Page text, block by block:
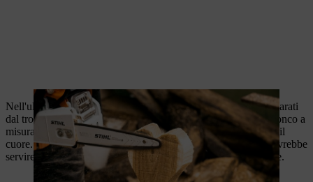
Nell'ultimo passaggio, il cuore e la sua base devono essere separati
dal tronco. Fare un taglio dritto con la motosega e tagliare il tronco a
misura. Fare attenzione a non tagliare troppo poco legno sotto il
cuore. Una sezione di almeno metà dell'altezza della figura dovrebbe
servire da base. In questo modo otterrai un supporto sufficiente.